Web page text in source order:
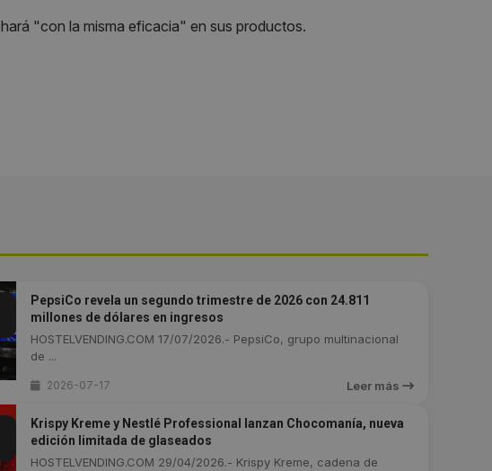
"con la misma eficacia" en sus productos.
PepsiCo revela un segundo trimestre de 2026 con 24.811
millones de dólares en ingresos
HOSTELVENDING.COM 17/07/2026.- PepsiCo, grupo multinacional
de ...
2026-07-17 Leer más
Krispy Kreme y Nestlé Professional lanzan Chocomanía, nueva
edición limitada de glaseados
HOSTELVENDING.COM 29/04/2026.- Krispy Kreme, cadena de